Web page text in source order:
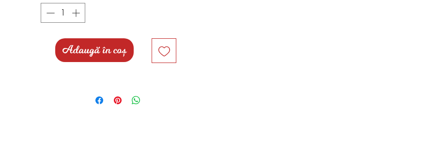
- poșetă și sacoșe cumpărături
Pentru comenzi personalizate cu
tematică/elemente diferite te rugăm să ne scrii
Adaugă în coș